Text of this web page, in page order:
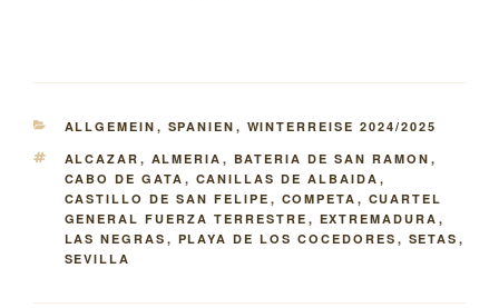
KATEGORIEN
ALLGEMEIN , SPANIEN , WINTERREISE 2024/2025
SCHLAGWÖRTER
ALCAZAR , ALMERIA , BATERIA DE SAN RAMON ,
CABO DE GATA , CANILLAS DE ALBAIDA ,
CASTILLO DE SAN FELIPE , COMPETA , CUARTEL
GENERAL FUERZA TERRESTRE , EXTREMADURA ,
LAS NEGRAS , PLAYA DE LOS COCEDORES , SETAS ,
SEVILLA